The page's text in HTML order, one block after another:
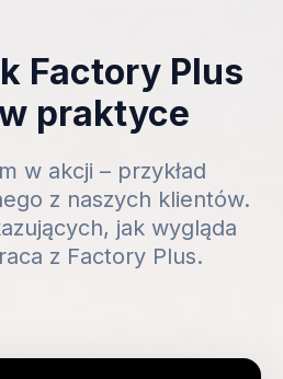
Factory Plus
praktyce
w akcji – przykład
z naszych klientów.
jak wygląda
z Factory Plus.